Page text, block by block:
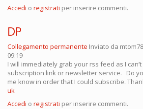
Accedi o registrati per inserire commenti.
DP
Collegamento permanente Inviato da
09:19
I will immediately grab your rss feed as I
subscription link or newsletter service. Do
me know in order that I could subscribe.
uk
Accedi o registrati per inserire commenti.